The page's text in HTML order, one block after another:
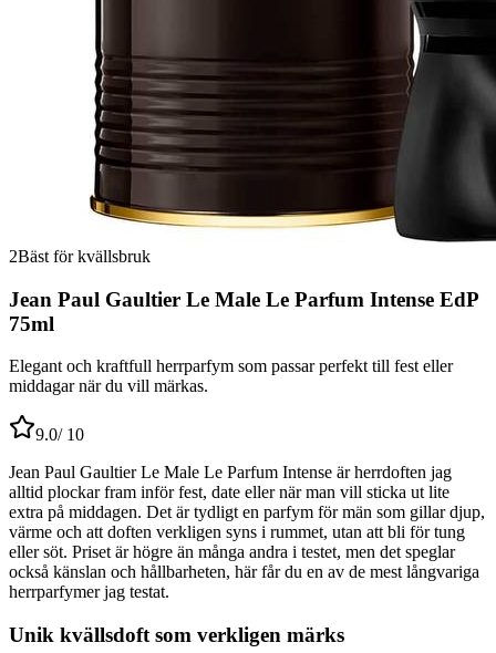
2Bäst för kvällsbruk
Jean Paul Gaultier Le Male Le Parfum Intense EdP
75ml
Elegant och kraftfull herrparfym som passar perfekt till fest eller
middagar när du vill märkas.
9.0/ 10
Jean Paul Gaultier Le Male Le Parfum Intense är herrdoften jag
alltid plockar fram inför fest, date eller när man vill sticka ut lite
extra på middagen. Det är tydligt en parfym för män som gillar djup,
värme och att doften verkligen syns i rummet, utan att bli för tung
eller söt. Priset är högre än många andra i testet, men det speglar
också känslan och hållbarheten, här får du en av de mest långvariga
herrparfymer jag testat.
Unik kvällsdoft som verkligen märks